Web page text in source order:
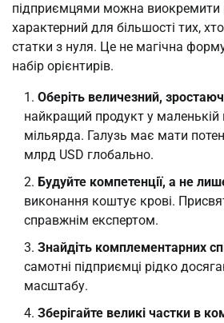
підприємцями можна виокремити
характерний для більшості тих,
статки з нуля. Це не магічна
набір орієнтирів.
Оберіть величезний,
найкращий продукт у маленькій
мільярда. Галузь має мати
млрд USD глобально.
Будуйте компетенції, а не
виконання коштує крові.
справжнім експертом.
Знайдіть комплементарних
самотні підприємці рідко
масштабу.
Зберігайте великі частки в